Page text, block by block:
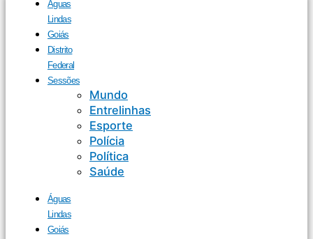
Águas
Lindas
Goiás
Distrito
Federal
Sessões
Mundo
Entrelinhas
Esporte
Polícia
Política
Saúde
Águas
Lindas
Goiás